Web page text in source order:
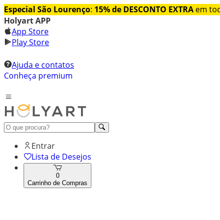
Especial São Lourenço: 15% de DESCONTO EXTRA em
Holyart APP
App Store
Play Store
Ajuda e contatos
Conheça premium
Entrar
Lista de Desejos
0
Carrinho de Compras